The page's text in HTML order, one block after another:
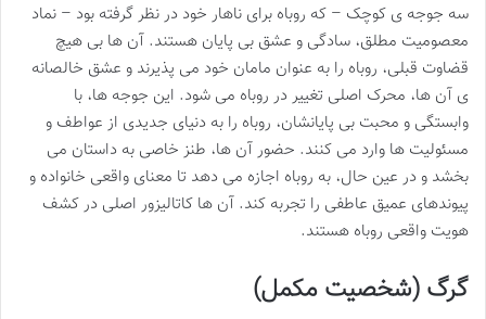
سه جوجه ی کوچک – که روباه برای ناهار خود در نظر گرفته بود – نماد
معصومیت مطلق، سادگی و عشق بی پایان هستند. آن ها بی هیچ
قضاوت قبلی، روباه را به عنوان مامان خود می پذیرند و عشق خالصانه
ی آن ها، محرک اصلی تغییر در روباه می شود. این جوجه ها، با
وابستگی و محبت بی پایانشان، روباه را به دنیای جدیدی از عواطف و
مسئولیت ها وارد می کنند. حضور آن ها، طنز خاصی به داستان می
بخشد و در عین حال، به روباه اجازه می دهد تا معنای واقعی خانواده و
پیوندهای عمیق عاطفی را تجربه کند. آن ها کاتالیزور اصلی در کشف
هویت واقعی روباه هستند.
گرگ (شخصیت مکمل)